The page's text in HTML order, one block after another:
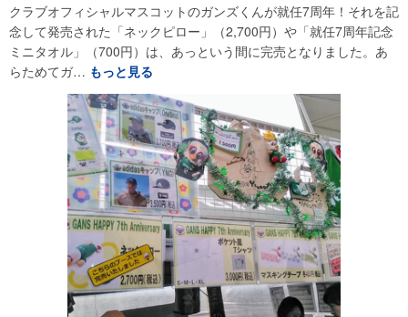
クラブオフィシャルマスコットのガンズくんが就任7周年！それを記
念して発売された「ネックピロー」（2,700円）や「就任7周年記念
ミニタオル」（700円）は、あっという間に完売となりました。あ
らためてガ… もっと見る